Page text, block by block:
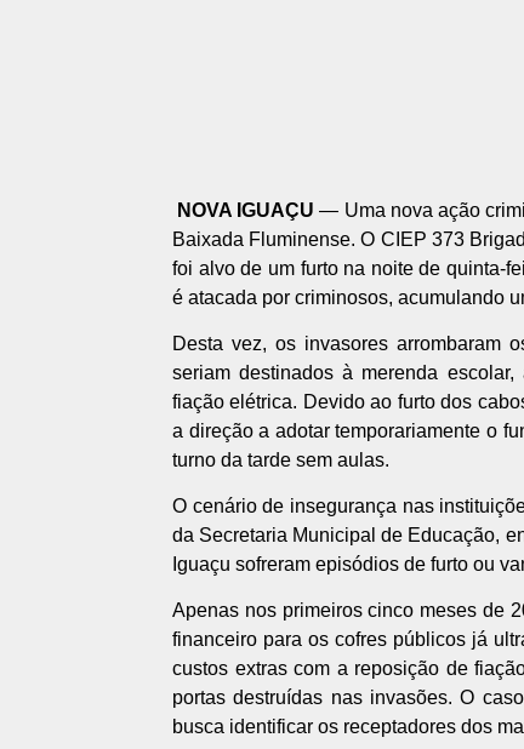
NOVA IGUAÇU — Uma nova ação
Baixada Fluminense. O CIEP 373
foi alvo de um furto na noite de quinta-
é atacada por criminosos, acumulando
Desta vez, os invasores arrombaram
seriam destinados à merenda
fiação elétrica. Devido ao furto dos
a direção a adotar temporariamente o
turno da tarde sem aulas.
O cenário de insegurança nas
da Secretaria Municipal de Educação,
Iguaçu sofreram episódios de furto ou
Apenas nos primeiros cinco meses de
financeiro para os cofres públicos já
custos extras com a reposição de
portas destruídas nas invasões. O
busca identificar os receptadores dos